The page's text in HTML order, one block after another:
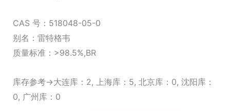
CAS 号：518048-05-0
别名：雷特格韦
质量标准：>98.5%,BR
库存参考→大连库：2, 上海库：5, 北京库：0, 沈阳库：
0, 广州库：0